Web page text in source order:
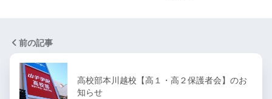
前の記事
高校部本川越校【高１・高２保護者会】のお
知らせ